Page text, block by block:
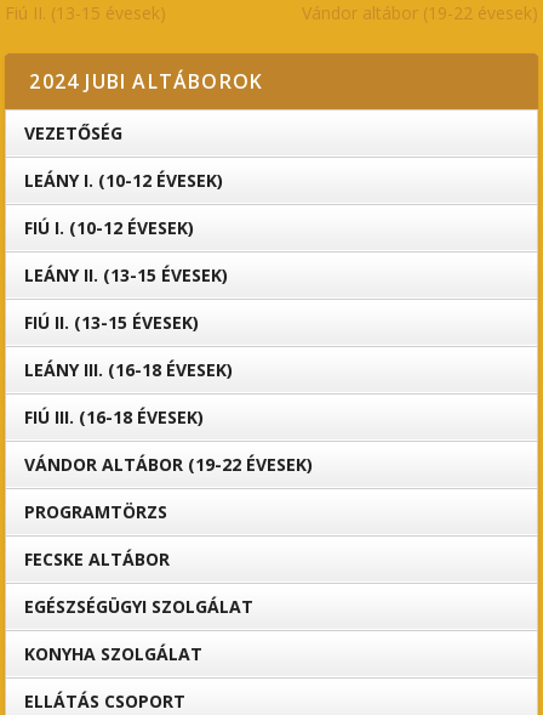
Fiú II. (13-15 évesek) Vándor altábor (19-22 évesek)
2024 JUBI ALTÁBOROK
VEZETŐSÉG
LEÁNY I. (10-12 ÉVESEK)
FIÚ I. (10-12 ÉVESEK)
LEÁNY II. (13-15 ÉVESEK)
FIÚ II. (13-15 ÉVESEK)
LEÁNY III. (16-18 ÉVESEK)
FIÚ III. (16-18 ÉVESEK)
VÁNDOR ALTÁBOR (19-22 ÉVESEK)
PROGRAMTÖRZS
FECSKE ALTÁBOR
EGÉSZSÉGÜGYI SZOLGÁLAT
KONYHA SZOLGÁLAT
ELLÁTÁS CSOPORT